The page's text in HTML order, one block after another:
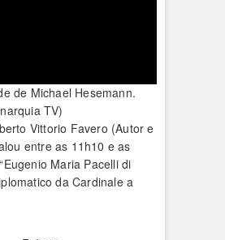
de Michael Hesemann.
TV)
Vittorio Favero (Autor e
entre as 11h10 e as
Maria Pacelli di
da Cardinale a